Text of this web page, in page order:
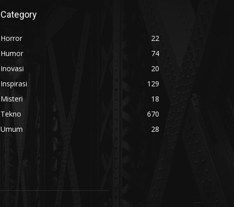
Category
Horror
22
Humor
74
Inovasi
20
Inspirasi
129
Misteri
18
Tekno
670
Umum
28